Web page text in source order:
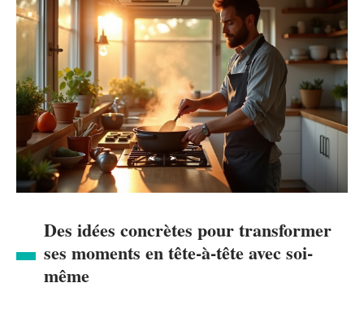
Des idées concrètes pour transformer
ses moments en tête-à-tête avec soi-
même